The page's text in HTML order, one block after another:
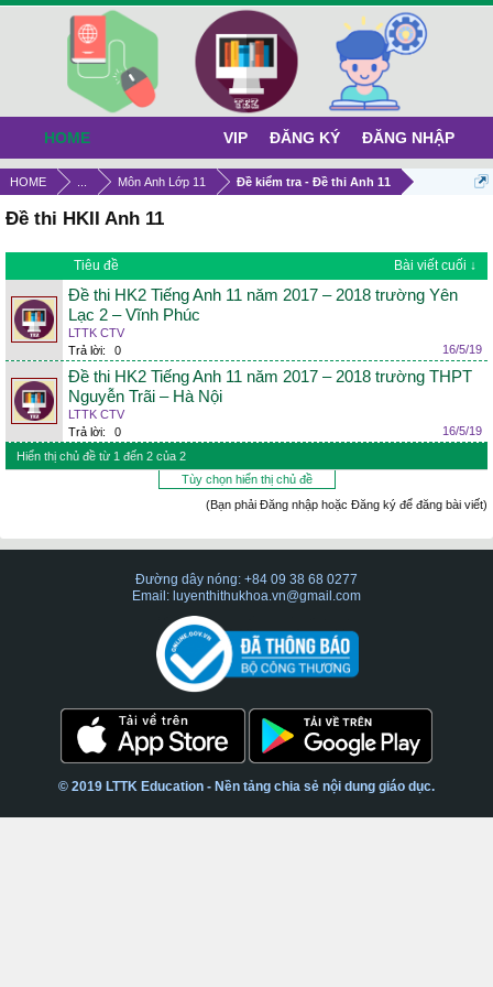
HOME Môn Anh Lớp 11 Đề kiểm tra - Đề thi Anh 11
Đề thi HKII Anh 11
Tiêu đề Bài viết cuối ↓
Đề thi HK2 Tiếng Anh 11 năm 2017 – 2018 trường Yên
Lạc 2 – Vĩnh Phúc
LTTK CTV
Trả lời:
0 16/5/19
Đề thi HK2 Tiếng Anh 11 năm 2017 – 2018 trường THPT
Nguyễn Trãi – Hà Nội
LTTK CTV
Trả lời:
0
16/5/19
Hiển thị chủ đề từ 1 đến 2 của 2
Tùy chọn hiển thị chủ đề
(Bạn phải Đăng nhập hoặc Đăng ký để đăng bài viết)
HOME VIP ĐĂNG KÝ ĐĂNG NHẬP
Đường dây nóng: +84 09 38 68 0277
Email: luyenthithukhoa.vn@gmail.com
© 2019 LTTK Education - Nền tảng chia sẻ nội dung giáo dục.